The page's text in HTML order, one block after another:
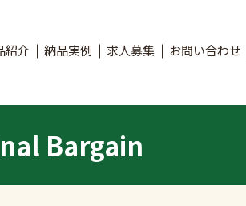
紹介 納品実例 求人募集 お問い合わせ
Bargain